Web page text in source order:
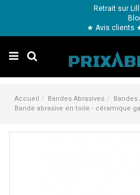
Retrait sur
★ Avis clients
Accueil Bandes Abrasives
Bandes
Bande abrasive en toile - céramique